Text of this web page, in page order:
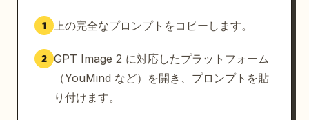
ゴールドコストを表示した 5 枚の購入可能なチャンピオ
（コスト 1）、「Archer sylvestre」/「Elfe」（コ
スト 2）、「Mage de givre」/「Mage」（コスト
3）、「Assassin des ombres」/「Assassin」（コス
1 上の完全なプロンプトをコピーします。
2 GPT Image 2 に対応したプラットフォーム
（YouMind など）を開き、プロンプトを貼
り付けます。